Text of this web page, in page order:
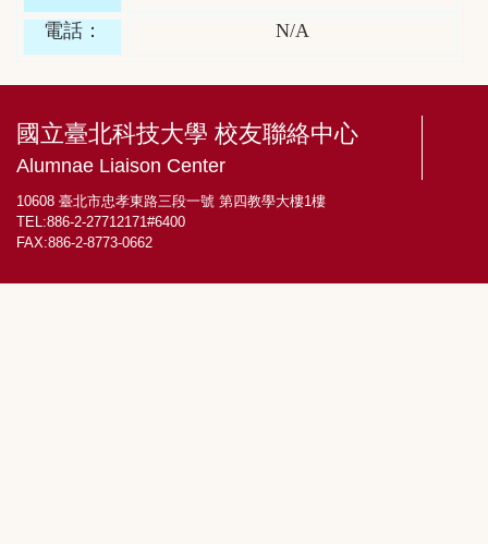
電話：
N/A
國立臺北科技大學 校友聯絡中心
Alumnae Liaison Center
10608 臺北市忠孝東路三段一號 第四教學大樓1樓
TEL:886-2-27712171#6400
FAX:886-2-8773-0662